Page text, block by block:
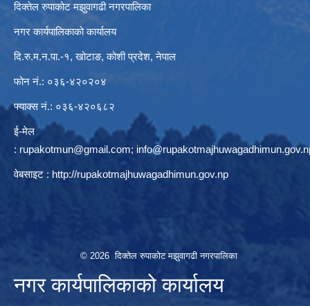
दिक्तेल रुपाकोट मझुवागढी नगरपालिका
नगर कार्यपालिकाको कार्यालय
दि.रु.म.न.पा.-१, खोटाङ, कोशी प्रदेश, नेपाल
फोन नं.: ०३६-४२०२०४
फ्याक्स नं.: ०३६-४२०६८२
ई-मेल
: rupakotmun@gmail.com;
वेबसाइट : http://rupakotmajhuwagadhimun.gov.np
© 2026 दिक्तेल रुपाकोट मझुवागढी नगरपालिका
नगर कार्यपालिकाको कार्यालय